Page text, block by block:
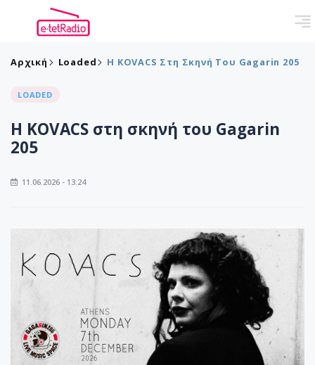
Αρχική Loaded Η KOVACS Στη Σκηνή Του Gagarin 205
LOADED
Η KOVACS στη σκηνή του Gagarin
205
11.06.2026 - 13:24